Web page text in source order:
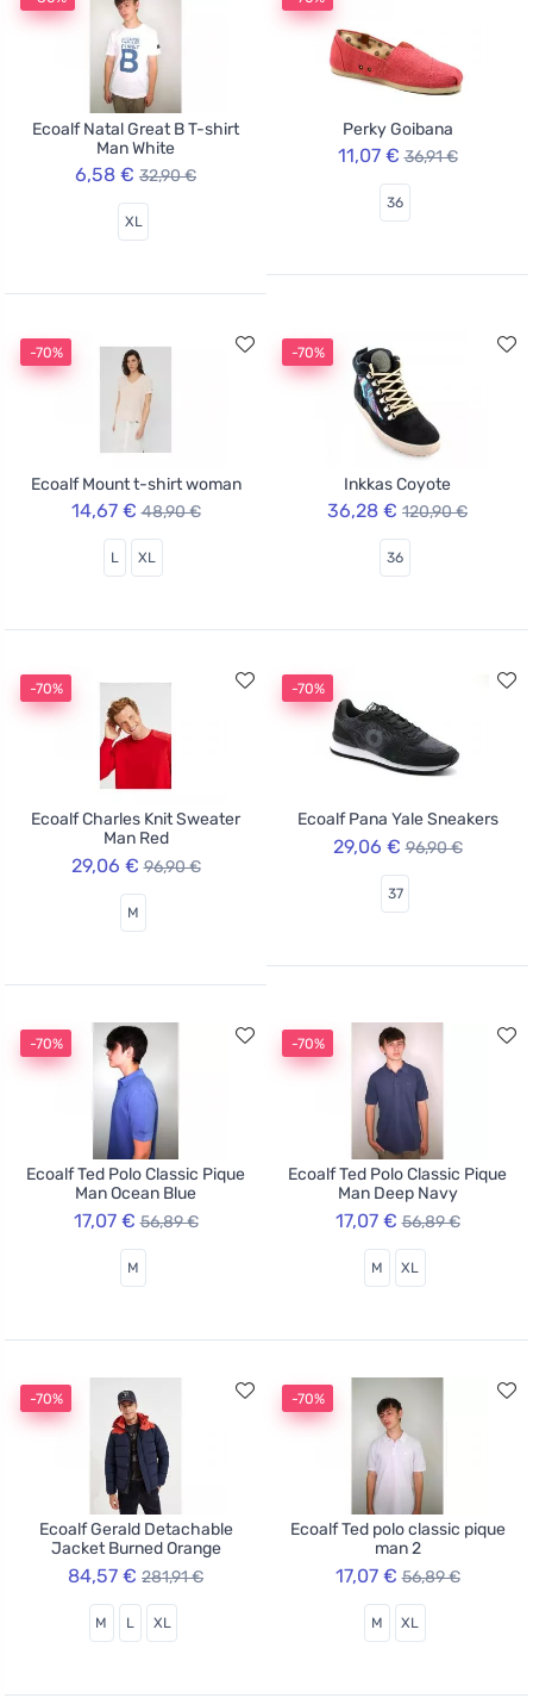
Ecoalf Natal Great B T-shirt
Man White
6,58 € 32,90 €
XL
Perky Goibana
11,07 € 36,91 €
36
-70%
Ecoalf Mount t-shirt woman
14,67 € 48,90 €
L XL
-70%
Inkkas Coyote
36,28 € 120,90 €
36
-70%
Ecoalf Charles Knit Sweater
Man Red
29,06 € 96,90 €
M
-70%
Ecoalf Pana Yale Sneakers
29,06 € 96,90 €
37
-70%
Ecoalf Ted Polo Classic Pique
Man Ocean Blue
17,07 € 56,89 €
M
-70%
Ecoalf Ted Polo Classic Pique
Man Deep Navy
17,07 € 56,89 €
M XL
-70%
Ecoalf Gerald Detachable
Jacket Burned Orange
84,57 € 281,91 €
M L XL
-70%
Ecoalf Ted polo classic pique
man 2
17,07 € 56,89 €
M XL